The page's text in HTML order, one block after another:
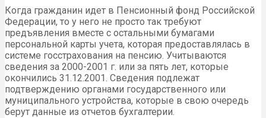
Когда гражданин идет в Пенсионный фонд Российской
Федерации, то у него не просто так требуют
предъявления вместе с остальными бумагами
персональной карты учета, которая предоставлялась в
системе госстрахования на пенсию. Учитываются
сведения за 2000-2001 г. или за пять лет, которые
окончились 31.12.2001. Сведения подлежат
подтверждению органами государственного или
муниципального устройства, которые в свою очередь
берут данные из отчетов бухгалтерии.